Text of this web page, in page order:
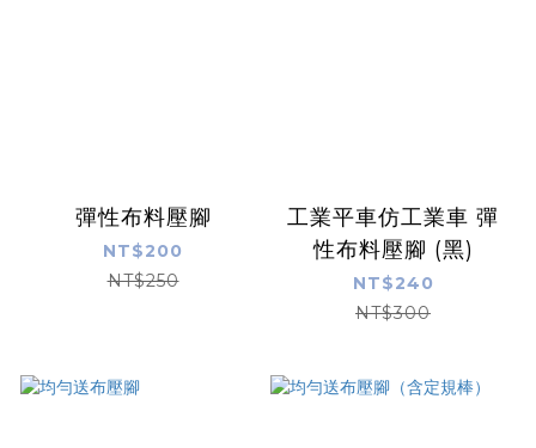
彈性布料壓腳
NT$200
NT$250
工業平車仿工業車 彈
性布料壓腳 (黑)
NT$240
NT$300